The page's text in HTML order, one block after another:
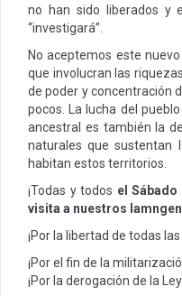
no han sido liberados y
“investigará”.
No aceptemos este
que involucran las
de poder y concentración
pocos. La lucha del
ancestral es también la
naturales que sustentan
habitan estos territorios.
¡Todas y todos el
visita a nuestros
¡Por la libertad de todas
¡Por el fin de la
¡Por la derogación de la